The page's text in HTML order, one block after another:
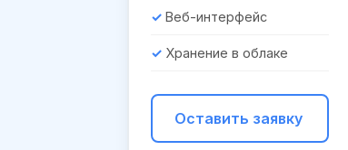
Веб-интерфейс
Хранение в облаке
Оставить заявку